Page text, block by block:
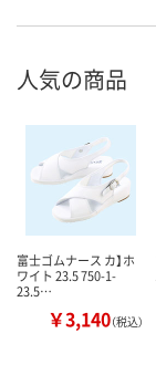
人気の商品
富士ゴムナース カ】ホ
ワイト 23.5 750-1-
23.5…
￥3,140（税込）